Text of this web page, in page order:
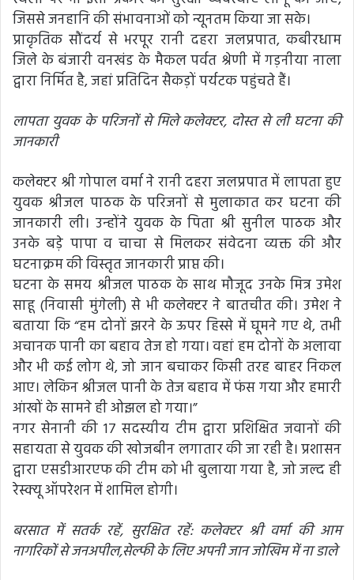
जिससे जनहानि की संभावनाओं को न्यूनतम किया जा सके।
प्राकृतिक सौंदर्य से भरपूर रानी दहरा जलप्रपात, कबीरधाम
जिले के बंजारी वनखंड के मैकल पर्वत श्रेणी में गड़नीया नाला
द्वारा निर्मित है, जहां प्रतिदिन सैकड़ों पर्यटक पहुंचते हैं।
लापता युवक के परिजनों से मिले कलेक्टर, दोस्त से ली घटना की
जानकारी
कलेक्टर श्री गोपाल वर्मा ने रानी दहरा जलप्रपात में लापता हुए
युवक श्रीजल पाठक के परिजनों से मुलाकात कर घटना की
जानकारी ली। उन्होंने युवक के पिता श्री सुनील पाठक और
उनके बड़े पापा व चाचा से मिलकर संवेदना व्यक्त की और
घटनाक्रम की विस्तृत जानकारी प्राप्त की।
घटना के समय श्रीजल पाठक के साथ मौजूद उनके मित्र उमेश
साहू (निवासी मुंगेली) से भी कलेक्टर ने बातचीत की। उमेश ने
बताया कि “हम दोनों झरने के ऊपर हिस्से में घूमने गए थे, तभी
अचानक पानी का बहाव तेज हो गया। वहां हम दोनों के अलावा
और भी कई लोग थे, जो जान बचाकर किसी तरह बाहर निकल
आए। लेकिन श्रीजल पानी के तेज बहाव में फंस गया और हमारी
आंखों के सामने ही ओझल हो गया।”
नगर सेनानी की 17 सदस्यीय टीम द्वारा प्रशिक्षित जवानों की
सहायता से युवक की खोजबीन लगातार की जा रही है। प्रशासन
द्वारा एसडीआरएफ की टीम को भी बुलाया गया है, जो जल्द ही
रेस्क्यू ऑपरेशन में शामिल होगी।
बरसात में सतर्क रहें, सुरक्षित रहें: कलेक्टर श्री वर्मा की आम
नागरिकों से जनअपील,सेल्फी के लिए अपनी जान जोखिम में ना डाले